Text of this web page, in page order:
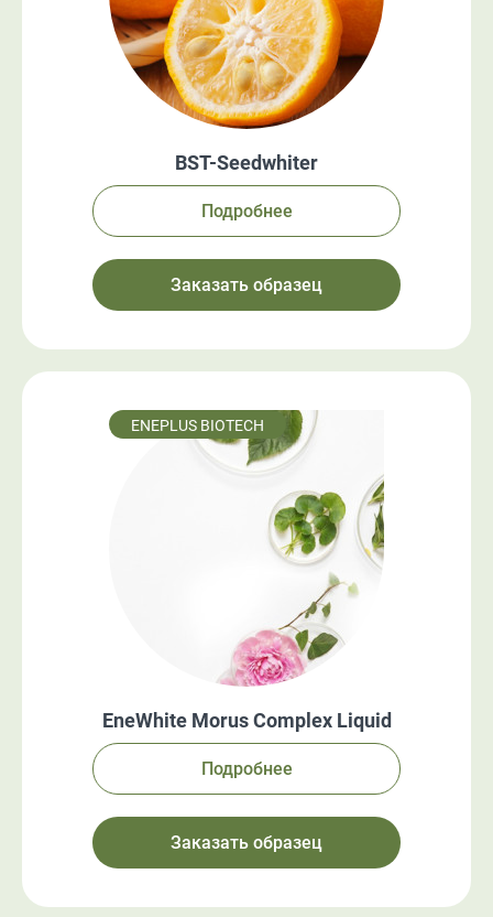
BST-Seedwhiter
Подробнее
Заказать образец
ENEPLUS BIOTECH
EneWhite Morus Complex Liquid
Подробнее
Заказать образец